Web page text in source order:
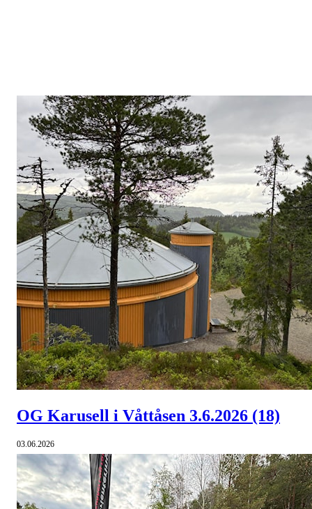
OG Karusell i Våttåsen 3.6.2026 (18)
03.06.2026